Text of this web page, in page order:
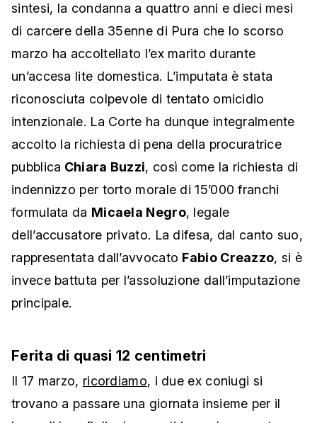
sintesi, la condanna a quattro anni e dieci mesi
di carcere della 35enne di Pura che lo scorso
marzo ha accoltellato l’ex marito durante
un’accesa lite domestica. L’imputata è stata
riconosciuta colpevole di tentato omicidio
intenzionale. La Corte ha dunque integralmente
accolto la richiesta di pena della procuratrice
pubblica Chiara Buzzi, così come la richiesta di
indennizzo per torto morale di 15’000 franchi
formulata da Micaela Negro, legale
dell’accusatore privato. La difesa, dal canto suo,
rappresentata dall’avvocato Fabio Creazzo, si è
invece battuta per l’assoluzione dall’imputazione
principale.
Ferita di quasi 12 centimetri
Il 17 marzo, ricordiamo, i due ex coniugi si
trovano a passare una giornata insieme per il